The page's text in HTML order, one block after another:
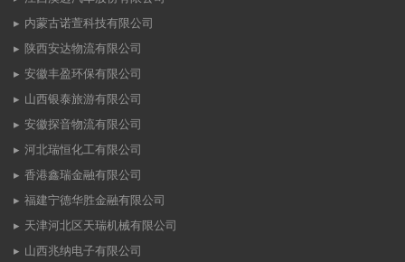
内蒙古诺萱科技有限公司
陕西安达物流有限公司
安徽丰盈环保有限公司
山西银泰旅游有限公司
安徽探音物流有限公司
河北瑞恒化工有限公司
香港鑫瑞金融有限公司
福建宁德华胜金融有限公司
天津河北区天瑞机械有限公司
山西兆纳电子有限公司